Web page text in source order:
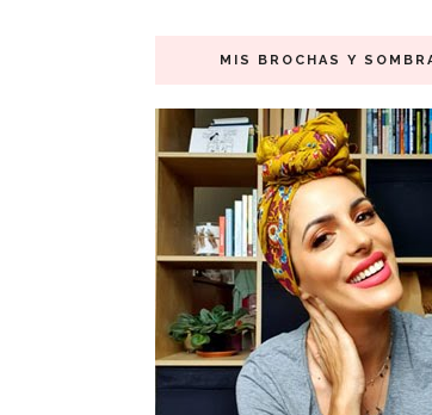
MIS BROCHAS Y